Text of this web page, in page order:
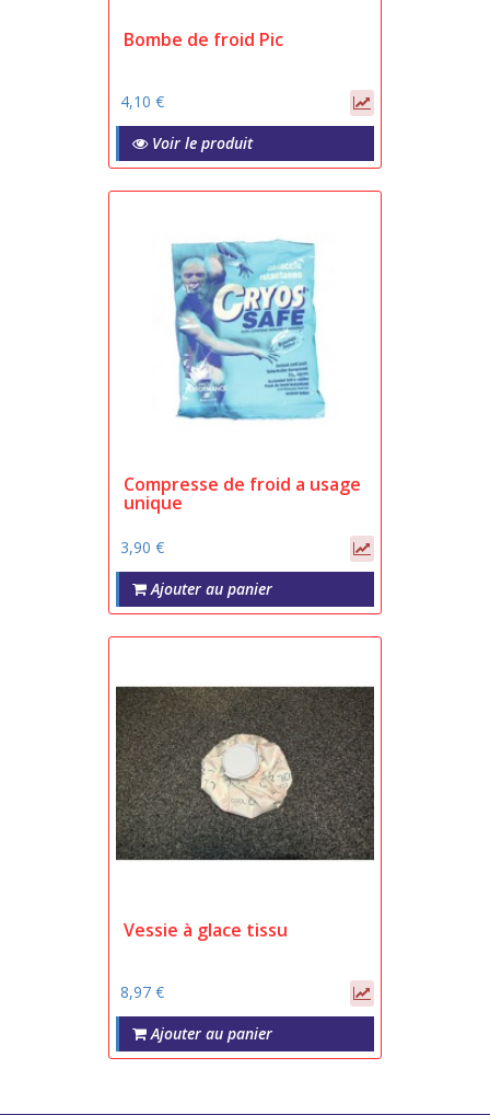
Bombe de froid Pic
4,10 €
Voir le produit
Compresse de froid a usage
unique
3,90 €
Ajouter au panier
Vessie à glace tissu
8,97 €
Ajouter au panier